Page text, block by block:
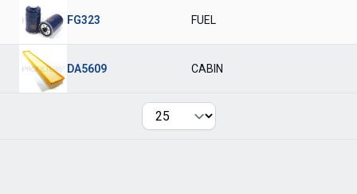
FG323 FUEL
DA5609 CABIN